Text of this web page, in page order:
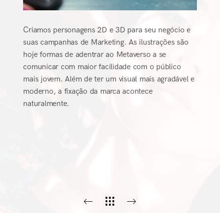
Criamos personagens 2D e 3D para seu negócio e
suas campanhas de Marketing. As ilustrações são
hoje formas de adentrar ao Metaverso a se
comunicar com maior facilidade com o público
mais jovem. Além de ter um visual mais agradável e
moderno, a fixação da marca acontece
naturalmente.